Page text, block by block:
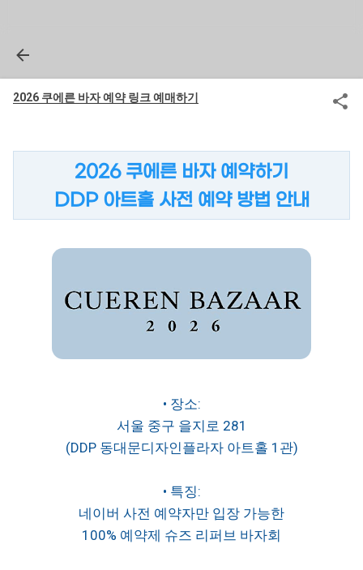
2026 쿠에른 바자 예약 링크 예매하기
2026 쿠에른 바자 예약하기
DDP 아트홀 사전 예약 방법 안내
• 장소:
서울 중구 을지로 281
(DDP 동대문디자인플라자 아트홀 1관)
• 특징:
네이버 사전 예약자만 입장 가능한
100% 예약제 슈즈 리퍼브 바자회